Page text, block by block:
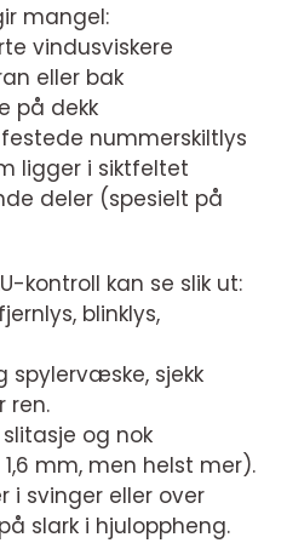
mangel:
vindusviskere
eller bak
på dekk
nummerskiltlys
ligger i siktfeltet
deler (spesielt på
kontroll kan se slik ut:
blinklys,
spylervæske, sjekk
ren.
og nok
mm, men helst mer).
i svinger eller over
slark i hjuloppheng.